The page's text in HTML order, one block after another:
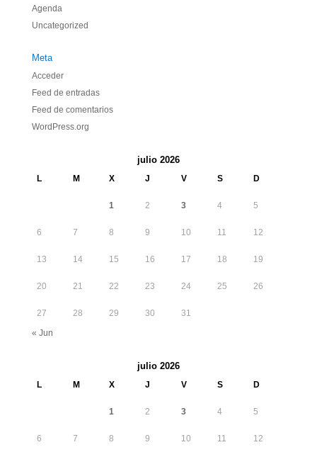
Agenda
Uncategorized
Meta
Acceder
Feed de entradas
Feed de comentarios
WordPress.org
julio 2026
L M X J V S D
1 2 3 4 5
6 7 8 9 10 11 12
13 14 15 16 17 18 19
20 21 22 23 24 25 26
27 28 29 30
31
« Jun
julio 2026
L M X J V S D
1 2 3 4 5
6 7 8 9 10 11 12